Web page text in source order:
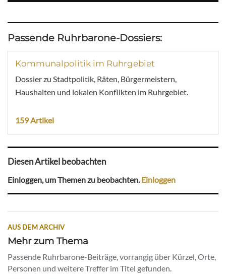
Passende Ruhrbarone-Dossiers:
Kommunalpolitik im Ruhrgebiet
Dossier zu Stadtpolitik, Räten, Bürgermeistern,
Haushalten und lokalen Konflikten im Ruhrgebiet.
159 Artikel
Diesen Artikel beobachten
Einloggen, um Themen zu beobachten. Einloggen
AUS DEM ARCHIV
Mehr zum Thema
Passende Ruhrbarone-Beiträge, vorrangig über Kürzel, Orte,
Personen und weitere Treffer im Titel gefunden.